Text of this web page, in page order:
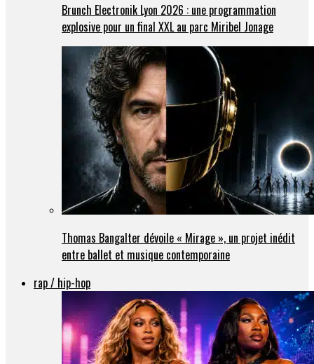
Brunch Electronik Lyon 2026 : une programmation
explosive pour un final XXL au parc Miribel Jonage
Thomas Bangalter dévoile « Mirage », un projet inédit
entre ballet et musique contemporaine
rap / hip-hop